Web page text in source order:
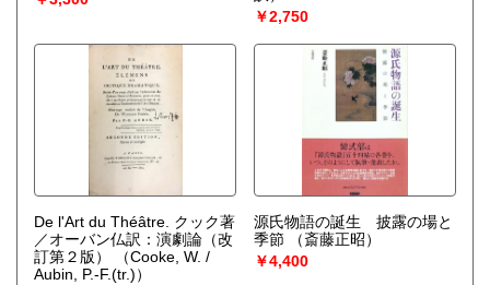
￥2,750
De l'Art du Théâtre. クック著
／オーバン仏訳：演劇論（改
訂第２版）
（Cooke, W. /
Aubin, P.-F.(tr.)）
源氏物語の誕生 披露の場と
季節
（斎藤正昭）
￥4,400